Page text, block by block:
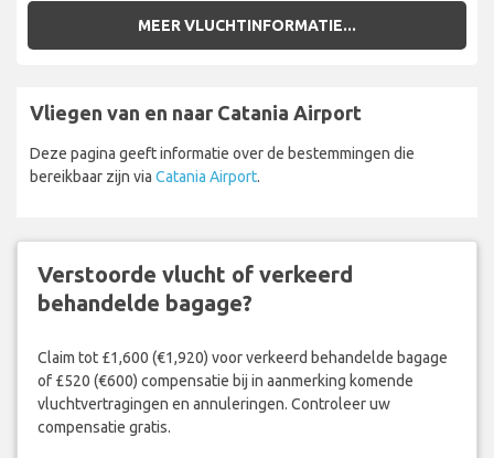
MEER VLUCHTINFORMATIE...
Vliegen van en naar Catania Airport
Deze pagina geeft informatie over de bestemmingen die
bereikbaar zijn via Catania Airport.
Verstoorde vlucht of verkeerd
behandelde bagage?
Claim tot £1,600 (€1,920) voor verkeerd behandelde bagage
of £520 (€600) compensatie bij in aanmerking komende
vluchtvertragingen en annuleringen. Controleer uw
compensatie gratis.